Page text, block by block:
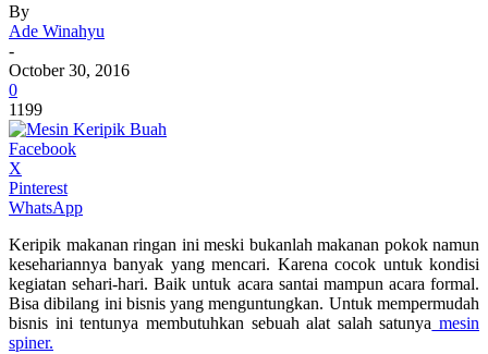
By
Ade Winahyu
-
October 30, 2016
0
1199
Facebook
X
Pinterest
WhatsApp
Keripik makanan ringan ini meski bukanlah makanan pokok namun
kesehariannya banyak yang mencari. Karena cocok untuk kondisi
kegiatan sehari-hari. Baik untuk acara santai mampun acara formal.
Bisa dibilang ini bisnis yang menguntungkan. Untuk mempermudah
bisnis ini tentunya membutuhkan sebuah alat salah satunya mesin
spiner.